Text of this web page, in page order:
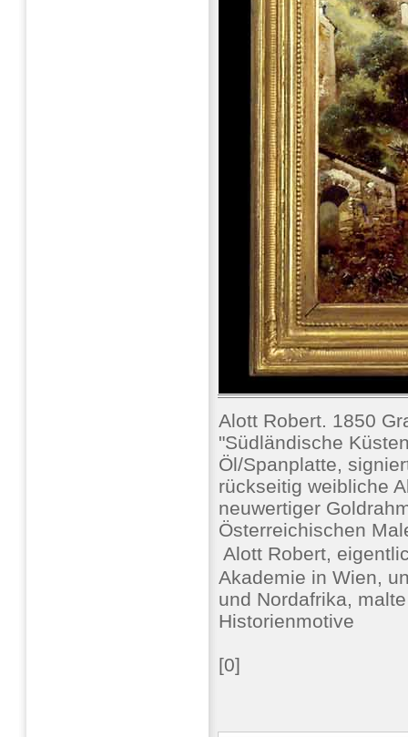
Alott Robert. 1850
"Südländische
Öl/Spanplatte,
rückseitig weibliche
neuwertiger
Österreichischen
Alott Robert,
Akademie in Wien,
und Nordafrika,
Historienmotive
[0]